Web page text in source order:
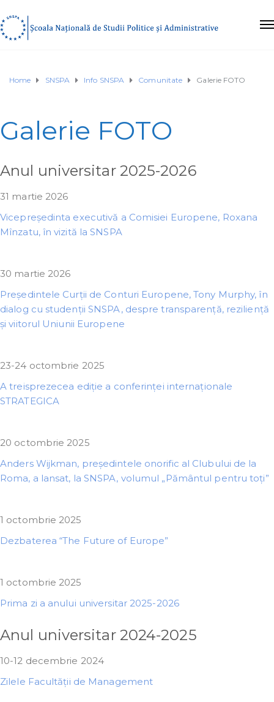
Home SNSPA Info SNSPA Comunitate Galerie FOTO
Galerie FOTO
Anul universitar 2025-2026
31 martie 2026
Vicepreședinta executivă a Comisiei Europene, Roxana
Mînzatu, în vizită la SNSPA
30 martie 2026
Președintele Curții de Conturi Europene, Tony Murphy, în
dialog cu studenții SNSPA, despre transparență, reziliență
și viitorul Uniunii Europene
23-24 octombrie 2025
A treisprezecea ediție a conferinței internaționale
STRATEGICA
20 octombrie 2025
Anders Wijkman, președintele onorific al Clubului de la
Roma, a lansat, la SNSPA, volumul „Pământul pentru toți”
1 octombrie 2025
Dezbaterea “The Future of Europe”
1 octombrie 2025
Prima zi a anului universitar 2025-2026
Anul universitar 2024-2025
10-12 decembrie 2024
Zilele Facultății de Management